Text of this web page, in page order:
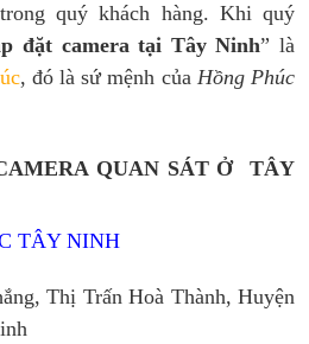
quý khách hàng. Khi quý
đặt camera tại Tây Ninh” là
, đó là sứ mệnh của Hồng Phúc
QUAN SÁT Ở TÂY
TÂY NINH
Thị Trấn Hoà Thành, Huyện